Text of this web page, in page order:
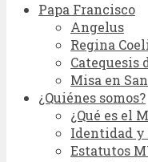
Papa Francisco
Angelus
Regina
Catequesis
Misa en
¿Quiénes somos?
¿Qué es el
Identidad
Estatutos